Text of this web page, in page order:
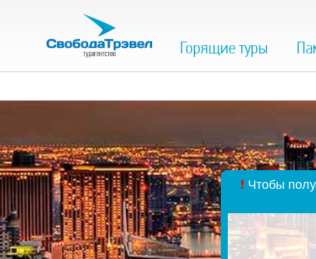
Горящие туры
❗ Чтобы